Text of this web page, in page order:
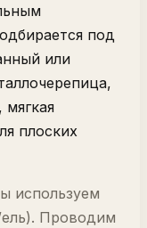
под
или
плоских
используем
ель). Проводим